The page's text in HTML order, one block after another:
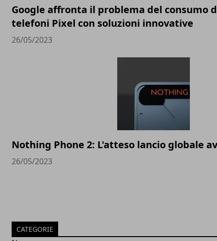
Google affronta il problema del consumo
telefoni Pixel con soluzioni innovative
26/05/2023
Nothing Phone 2: L'atteso lancio globale
26/05/2023
CATEGORIE